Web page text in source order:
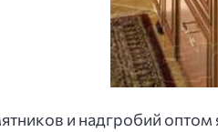
и надгробий